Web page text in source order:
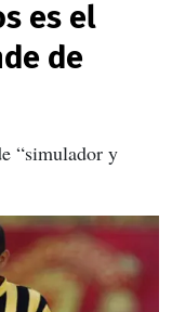
es el
de
“simulador y